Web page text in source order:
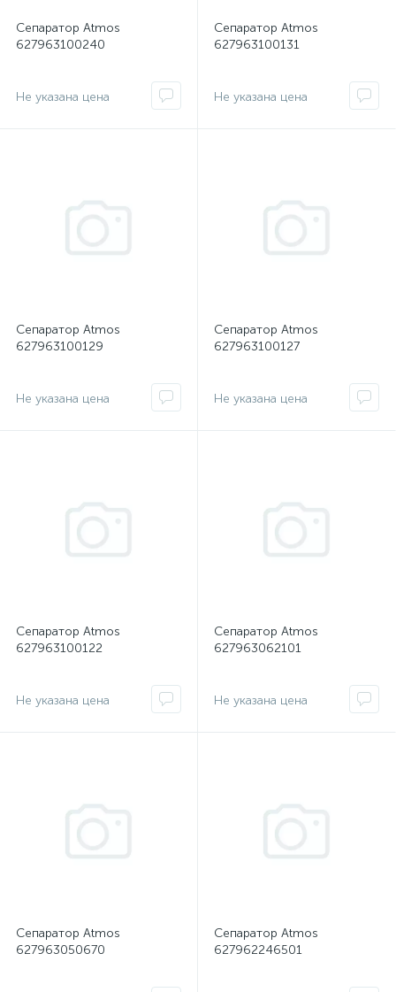
Сепаратор Atmos
627963100240
Не указана цена
Сепаратор Atmos
627963100131
Не указана цена
Сепаратор Atmos
627963100129
Не указана цена
Сепаратор Atmos
627963100127
Не указана цена
Сепаратор Atmos
627963100122
Не указана цена
Сепаратор Atmos
627963062101
Не указана цена
Сепаратор Atmos
627963050670
Сепаратор Atmos
627962246501